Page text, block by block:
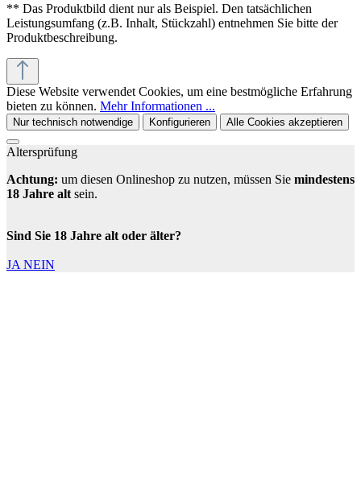
** Das Produktbild dient nur als Beispiel. Den tatsächlichen
Leistungsumfang (z.B. Inhalt, Stückzahl) entnehmen Sie bitte der
Produktbeschreibung.
Diese Website verwendet Cookies, um eine bestmögliche Erfahrung
bieten zu können. Mehr Informationen ...
Nur technisch notwendige Konfigurieren Alle Cookies akzeptieren
Altersprüfung
Achtung: um diesen Onlineshop zu nutzen, müssen Sie mindestens
18 Jahre alt sein.
Sind Sie 18 Jahre alt oder älter?
JA NEIN